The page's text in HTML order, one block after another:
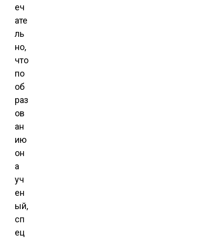
еч
ате
ль
но,
что
по
об
раз
ов
ан
ию
он
а
уч
ен
ый,
сп
ец